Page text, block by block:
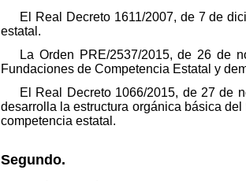
El Real Decreto 1611/2007, de 7 de
estatal.
La Orden PRE/2537/2015, de 26 de
Fundaciones de Competencia Estatal y
El Real Decreto 1066/2015, de 27 de
desarrolla la estructura orgánica básica
competencia estatal.
Segundo.